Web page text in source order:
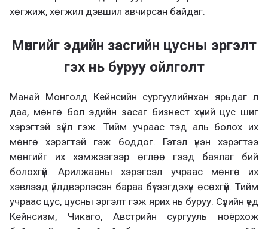
хөгжиж, хөгжил дэвшил авчирсан байдаг.
Мөнгийг эдийн засгийн цусны эргэлт
гэх нь буруу ойлголт
Манай Монголд Кейнсийн сургуулийнхан ярьдаг л
даа, мөнгө бол эдийн засаг бизнест хүний цус шиг
хэрэгтэй зүйл гэж. Тийм учраас тэд аль болох их
мөнгө хэрэгтэй гэж боддог. Гэтэл үнэн хэрэгтээ
мөнгийг их хэмжээгээр өглөө гээд баялаг бий
болохгүй. Арилжааны хэрэгсэл учраас мөнгө их
хэвлээд үйлдвэрлэсэн бараа бүтээгдэхүүн өсөхгүй. Тийм
учраас цус, цусны эргэлт гэж ярих нь буруу. Сүүлийн үед
Кейнсизм, Чикаго, Австрийн сургууль ноёрхож